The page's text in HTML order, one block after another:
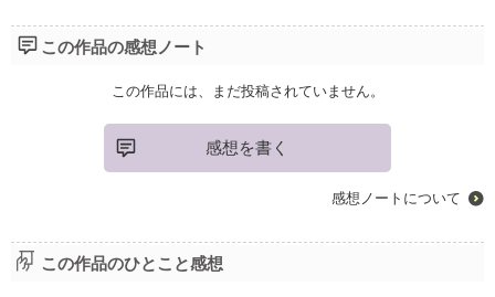
この作品の感想ノート
この作品には、まだ投稿されていません。
感想を書く
感想ノートについて
この作品のひとこと感想